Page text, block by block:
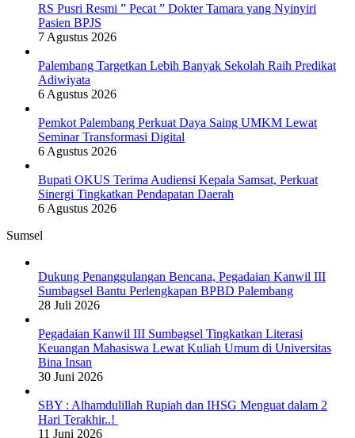
RS Pusri Resmi ” Pecat ” Dokter Tamara yang Nyinyiri
Pasien BPJS
7 Agustus 2026
Palembang Targetkan Lebih Banyak Sekolah Raih Predikat
Adiwiyata
6 Agustus 2026
Pemkot Palembang Perkuat Daya Saing UMKM Lewat
Seminar Transformasi Digital
6 Agustus 2026
Bupati OKUS Terima Audiensi Kepala Samsat, Perkuat
Sinergi Tingkatkan Pendapatan Daerah
6 Agustus 2026
Sumsel
Dukung Penanggulangan Bencana, Pegadaian Kanwil III
Sumbagsel Bantu Perlengkapan BPBD Palembang
28 Juli 2026
Pegadaian Kanwil III Sumbagsel Tingkatkan Literasi
Keuangan Mahasiswa Lewat Kuliah Umum di Universitas
Bina Insan
30 Juni 2026
SBY : Alhamdulillah Rupiah dan IHSG Menguat dalam 2
Hari Terakhir..!
11 Juni 2026